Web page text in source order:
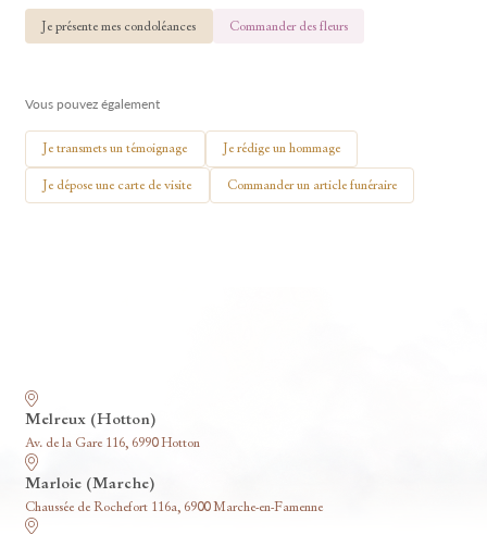
Je présente mes condoléances Commander des fleurs
Vous pouvez également
Je transmets un témoignage Je rédige un hommage
Je dépose une carte de visite Commander un article funéraire
Melreux (Hotton)
Av. de la Gare 116, 6990 Hotton
Marloie (Marche)
Chaussée de Rochefort 116a, 6900 Marche-en-Famenne